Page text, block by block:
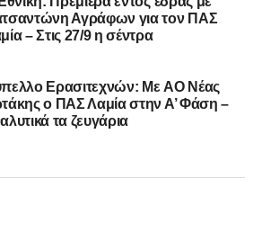
Αγράφων για τον ΠΑΣ
– Στις 27/9 η σέντρα
Ερασιτεχνών: Με AO Nέας
ο ΠΑΣ Λαμία στην Α’ Φάση –
τα ζευγάρια